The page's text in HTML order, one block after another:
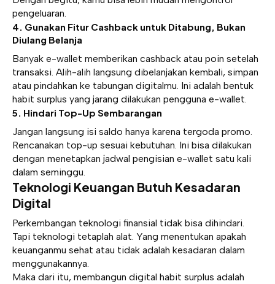
pengeluaran.
4. Gunakan Fitur Cashback untuk Ditabung, Bukan
Diulang Belanja
Banyak e-wallet memberikan cashback atau poin setelah
transaksi. Alih-alih langsung dibelanjakan kembali, simpan
atau pindahkan ke tabungan digitalmu. Ini adalah bentuk
habit surplus yang jarang dilakukan pengguna e-wallet.
5. Hindari Top-Up Sembarangan
Jangan langsung isi saldo hanya karena tergoda promo.
Rencanakan top-up sesuai kebutuhan. Ini bisa dilakukan
dengan menetapkan jadwal pengisian e-wallet satu kali
dalam seminggu.
Teknologi Keuangan Butuh Kesadaran
Digital
Perkembangan teknologi finansial tidak bisa dihindari.
Tapi teknologi tetaplah alat. Yang menentukan apakah
keuanganmu sehat atau tidak adalah kesadaran dalam
menggunakannya.
Maka dari itu, membangun digital habit surplus adalah